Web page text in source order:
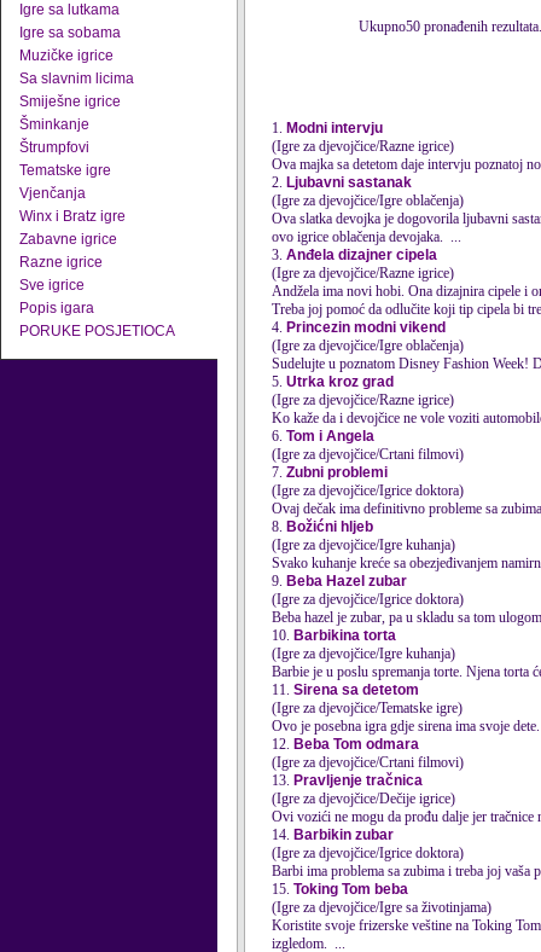
Igre sa lutkama
Igre sa sobama
Muzičke igrice
Sa slavnim licima
Smiješne igrice
Šminkanje
Štrumpfovi
Tematske igre
Vjenčanja
Winx i Bratz igre
Zabavne igrice
Razne igrice
Sve igrice
Popis igara
PORUKE POSJETIOCA
Ukupno50 pronađenih rezultata.
1. Modni intervju
(Igre za djevojčice/Razne igrice)
Ova majka sa detetom daje intervju poznatoj
2. Ljubavni sastanak
(Igre za djevojčice/Igre oblačenja)
Ova slatka devojka je dogovorila ljubavni
ovo igrice oblačenja devojaka. ...
3. Anđela dizajner cipela
(Igre za djevojčice/Razne igrice)
Andžela ima novi hobi. Ona dizajnira cipele i
Treba joj pomoć da odlučite koji tip cipela bi
4. Princezin modni vikend
(Igre za djevojčice/Igre oblačenja)
Sudelujte u poznatom Disney Fashion Week!
5. Utrka kroz grad
(Igre za djevojčice/Razne igrice)
Ko kaže da i devojčice ne vole voziti autom
6. Tom i Angela
(Igre za djevojčice/Crtani filmovi)
7. Zubni problemi
(Igre za djevojčice/Igrice doktora)
Ovaj dečak ima definitivno probleme sa
8. Božićni hljeb
(Igre za djevojčice/Igre kuhanja)
Svako kuhanje kreće sa obezjeđivanjem
9. Beba Hazel zubar
(Igre za djevojčice/Igrice doktora)
Beba hazel je zubar, pa u skladu sa tom
10. Barbikina torta
(Igre za djevojčice/Igre kuhanja)
Barbie je u poslu spremanja torte. Njena torta
11. Sirena sa detetom
(Igre za djevojčice/Tematske igre)
Ovo je posebna igra gdje sirena ima svoje
12. Beba Tom odmara
(Igre za djevojčice/Crtani filmovi)
13. Pravljenje tračnica
(Igre za djevojčice/Dečije igrice)
Ovi vozići ne mogu da prođu dalje jer
14. Barbikin zubar
(Igre za djevojčice/Igrice doktora)
Barbi ima problema sa zubima i treba joj vaša
15. Toking Tom beba
(Igre za djevojčice/Igre sa životinjama)
Koristite svoje frizerske veštine na Toking Tom
izgledom. ...